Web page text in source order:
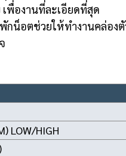
พื่องานที่ละเอียดที่สุด
กน็อตช่วยให้ทำงานคล่องตั
LOW/HIGH